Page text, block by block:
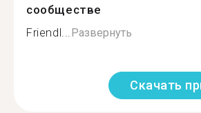
сообществе
Friendl...Развернуть
Скачать